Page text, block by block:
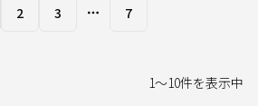
2 3 More pages
7
1～10件を表示中